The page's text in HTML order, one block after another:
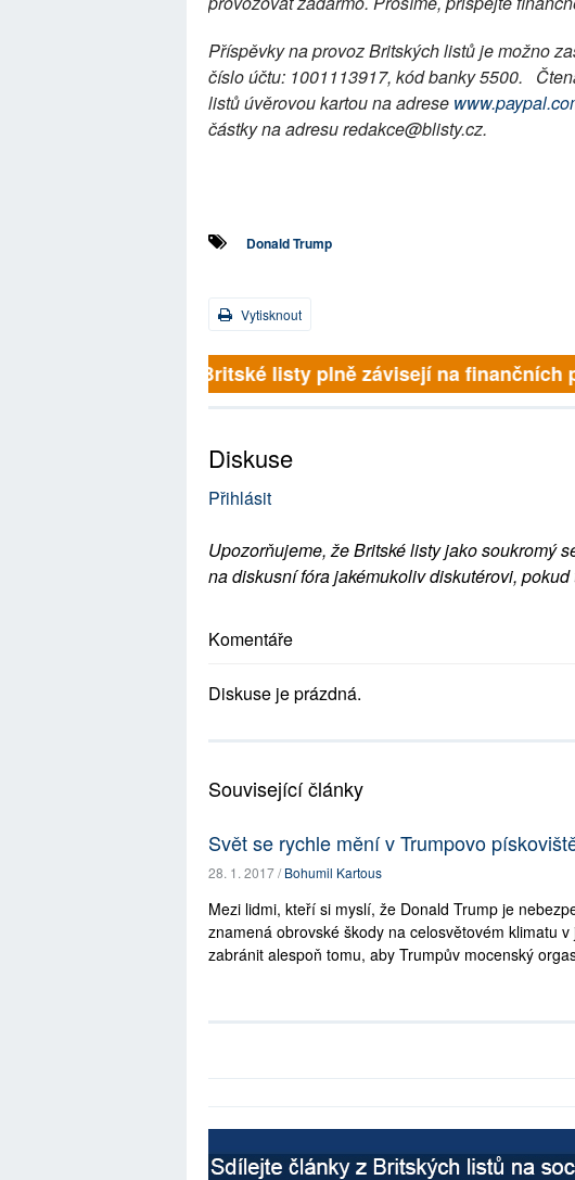
Příspěvky na provoz Britských listů je možno
číslo účtu: 1001113917, kód banky 5500.
listů úvěrovou kartou na adrese
částky na adresu redakce@blisty.cz.
Donald Trump
Vytisknout
Britské listy plně závisejí na finančních
Diskuse
Přihlásit
Upozorňujeme, že Britské listy jako soukromý
na diskusní fóra jakémukoliv diskutérovi,
Komentáře
Diskuse je prázdná.
Související články
Svět se rychle mění v Trumpovo
28. 1. 2017 /Bohumil Kartous
Mezi lidmi, kteří si myslí, že Donald Trump je
znamená obrovské škody na celosvětovém klimatu
zabránit alespoň tomu, aby Trumpův mocenský